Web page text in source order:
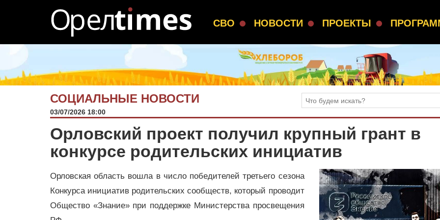
СВО НОВОСТИ ПРОЕКТЫ
СОЦИАЛЬНЫЕ НОВОСТИ
03/07/2026 18:00
Орловский проект получил крупный грант в
конкурсе родительских инициатив
Орловская область вошла в число победителей третьего сезона
Конкурса инициатив родительских сообществ, который проводит
Общество «Знание» при поддержке Министерства просвещения